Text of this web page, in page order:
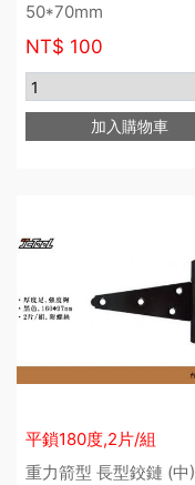
50*70mm
NT$ 100
加入購物車
平鎖180度,2片/組
重力箭型 長型鉸鏈 (中)